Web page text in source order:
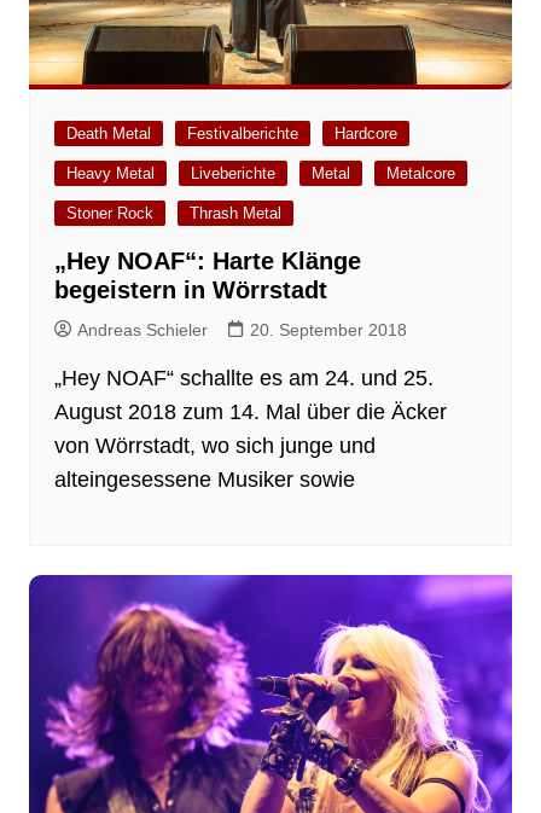
Death Metal Festivalberichte Hardcore
Heavy Metal Liveberichte Metal Metalcore
Stoner Rock Thrash Metal
„Hey NOAF“: Harte Klänge
begeistern in Wörrstadt
Andreas Schieler 20. September 2018
„Hey NOAF“ schallte es am 24. und 25.
August 2018 zum 14. Mal über die Äcker
von Wörrstadt, wo sich junge und
alteingesessene Musiker sowie